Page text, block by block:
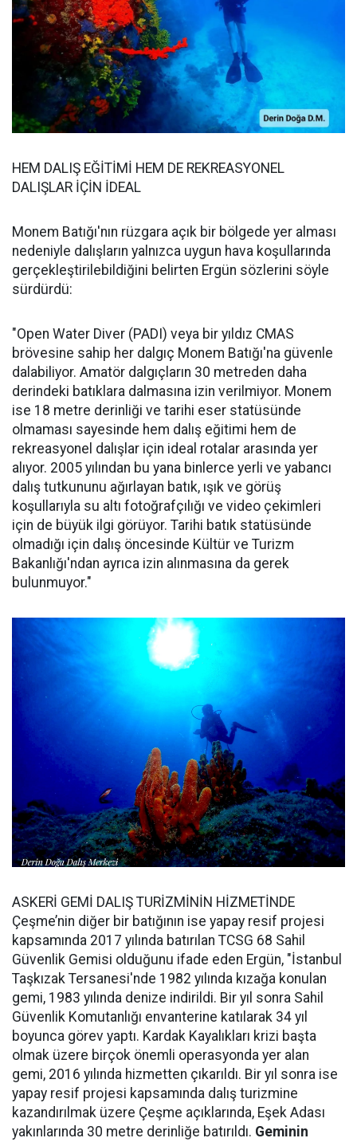
HEM DALIŞ EĞİTİMİ HEM DE REKREASYONEL
DALIŞLAR İÇİN İDEAL
Monem Batığı'nın rüzgara açık bir bölgede yer alması
nedeniyle dalışların yalnızca uygun hava koşullarında
gerçekleştirilebildiğini belirten Ergün sözlerini söyle
sürdürdü:
"Open Water Diver (PADI) veya bir yıldız CMAS
brövesine sahip her dalgıç Monem Batığı'na güvenle
dalabiliyor. Amatör dalgıçların 30 metreden daha
derindeki batıklara dalmasına izin verilmiyor. Monem
ise 18 metre derinliği ve tarihi eser statüsünde
olmaması sayesinde hem dalış eğitimi hem de
rekreasyonel dalışlar için ideal rotalar arasında yer
alıyor. 2005 yılından bu yana binlerce yerli ve yabancı
dalış tutkununu ağırlayan batık, ışık ve görüş
koşullarıyla su altı fotoğrafçılığı ve video çekimleri
için de büyük ilgi görüyor. Tarihi batık statüsünde
olmadığı için dalış öncesinde Kültür ve Turizm
Bakanlığı'ndan ayrıca izin alınmasına da gerek
bulunmuyor."
ASKERİ GEMİ DALIŞ TURİZMİNİN HİZMETİNDE
Çeşme’nin diğer bir batığının ise yapay resif projesi
kapsamında 2017 yılında batırılan TCSG 68 Sahil
Güvenlik Gemisi olduğunu ifade eden Ergün, "İstanbul
Taşkızak Tersanesi'nde 1982 yılında kızağa konulan
gemi, 1983 yılında denize indirildi. Bir yıl sonra Sahil
Güvenlik Komutanlığı envanterine katılarak 34 yıl
boyunca görev yaptı. Kardak Kayalıkları krizi başta
olmak üzere birçok önemli operasyonda yer alan
gemi, 2016 yılında hizmetten çıkarıldı. Bir yıl sonra ise
yapay resif projesi kapsamında dalış turizmine
kazandırılmak üzere Çeşme açıklarında, Eşek Adası
yakınlarında 30 metre derinliğe batırıldı. Geminin